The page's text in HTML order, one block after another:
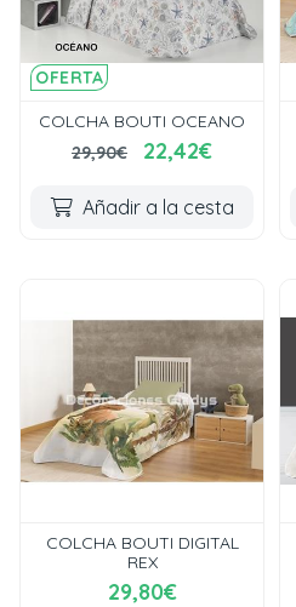
OFERTA
COLCHA BOUTI OCEANO
29,90€
22,42€
Añadir a la cesta
COLCHA BOUTI DIGITAL
REX
29,80€